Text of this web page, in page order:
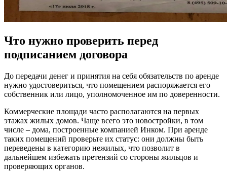
Что нужно проверить перед
подписанием договора
До передачи денег и принятия на себя обязательств по аренде
нужно удостовериться, что помещением распоряжается его
собственник или лицо, уполномоченное им по доверенности.
Коммерческие площади часто располагаются на первых
этажах жилых домов. Чаще всего это новостройки, в том
числе – дома, построенные компанией Инком. При аренде
таких помещений проверьте их статус: они должны быть
переведены в категорию нежилых, что позволит в
дальнейшем избежать претензий со стороны жильцов и
проверяющих органов.